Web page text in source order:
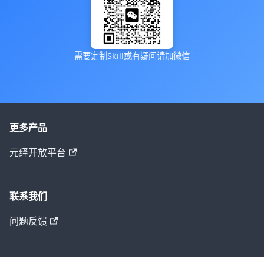
需要定制Skill或有疑问请加微信
更多产品
元绎开放平台
联系我们
问题反馈